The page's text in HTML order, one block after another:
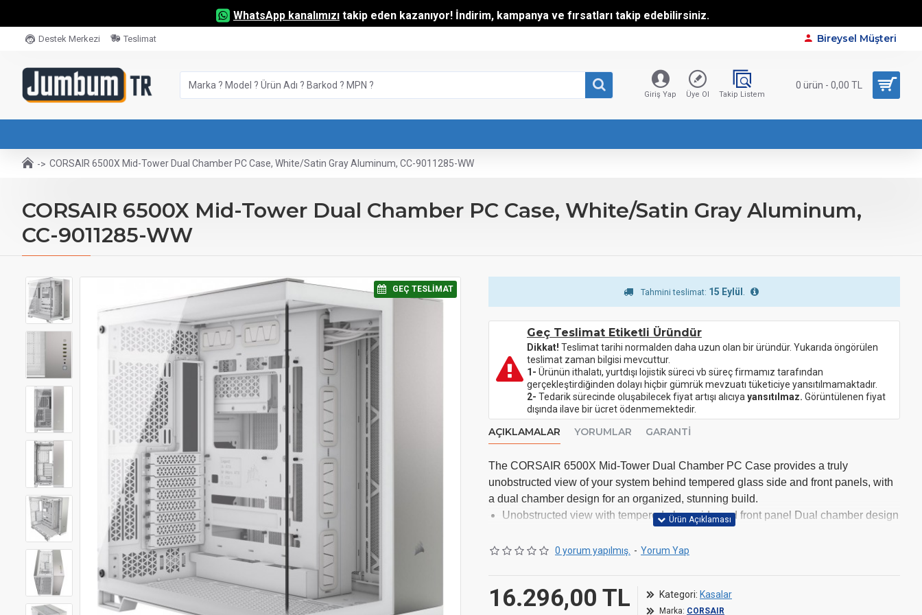
WhatsApp kanalımızı takip eden kazanıyor! İndirim, kampanya ve fırsatları takip edebilirsiniz.
Destek Merkezi Teslimat Bireysel Müşteri
Giriş Yap Üye Ol Takip Listem
0 ürün - 0,00 TL
CORSAIR 6500X Mid-Tower Dual Chamber PC Case, White/Satin Gray Aluminum, CC-9011285-WW
CORSAIR 6500X Mid-Tower Dual Chamber PC Case, White/Satin Gray Aluminum,
CC-9011285-WW
⠀GEÇ TESLIMAT Tahmini teslimat: 15 Eylül
Geç Teslimat Etiketli Üründür
Dikkat! Teslimat tarihi normalden daha uzun olan bir üründür. Yukarıda öngörülen
teslimat zaman bilgisi mevcuttur.
1- Ürünün ithalatı, yurtdışı lojistik süreci vb süreç firmamız tarafından
gerçekleştirdiğinden dolayı hiçbir gümrük mevzuatı tüketiciye yansıtılmamaktadır.
2- Tedarik sürecinde oluşabilecek fiyat artışı alıcıya yansıtılmaz. Görüntülenen fiyat
dışında ilave bir ücret ödenmemektedir.
AÇIKLAMALAR YORUMLAR GARANTI
The CORSAIR 6500X Mid-Tower Dual Chamber PC Case provides a truly
unobstructed view of your system behind tempered glass side and front panels, with
a dual chamber design for an organized, stunning build.
Unobstructed view with tempered glass side and front panel Dual chamber design
Dual chamber design for strong cooling and an organized look
Fits 10x 120mm or 7x 140mm fans
0 yorum yapılmış. - Yorum Yap
16.296,00 TL Kategori: Kasalar
Marka: CORSAIR